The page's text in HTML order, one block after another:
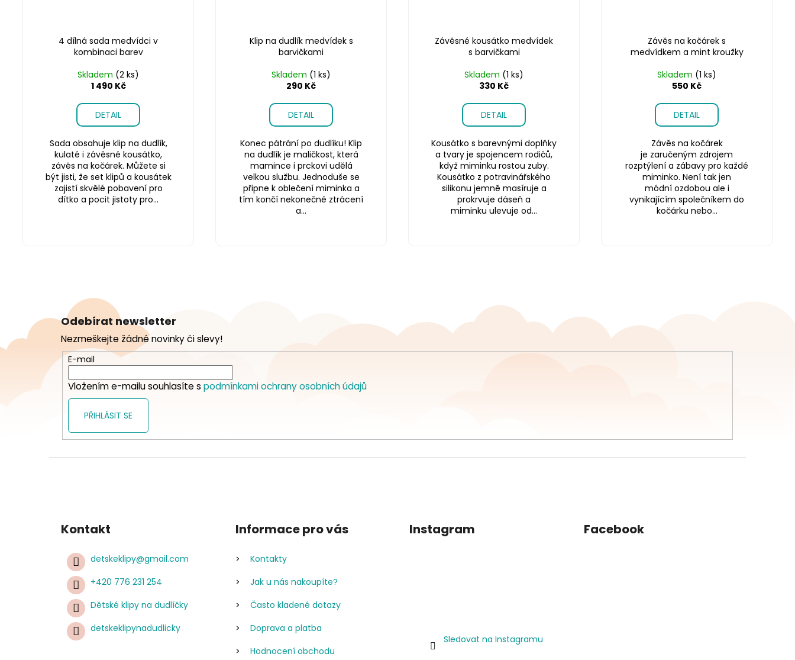
4 dílná sada medvídci v
kombinaci barev
Skladem (2 ks)
1 490 Kč
DETAIL
Sada obsahuje klip na dudlík,
kulaté i závěsné kousátko,
závěs na kočárek. Můžete si
být jisti, že set klipů a kousátek
zajistí skvělé pobavení pro
dítko a pocit jistoty pro...
Klip na dudlík medvídek s
barvičkami
Skladem (1 ks)
290 Kč
DETAIL
Konec pátrání po dudlíku! Klip
na dudlík je maličkost, která
mamince i prckovi udělá
velkou službu. Jednoduše se
připne k oblečení miminka a
tím končí nekonečné ztrácení
a...
Závěsné kousátko medvídek
s barvičkami
Skladem (1 ks)
330 Kč
DETAIL
Kousátko s barevnými doplňky
a tvary je spojencem rodičů,
když miminku rostou zuby.
Kousátko z potravinářského
silikonu jemně masíruje a
prokrvuje dáseň a
miminku ulevuje od...
Závěs na kočárek s
medvídkem a mint kroužky
Skladem (1 ks)
550 Kč
DETAIL
Závěs na kočárek
je zaručeným zdrojem
rozptýlení a zábavy pro každé
miminko. Není tak jen
módní ozdobou ale i
vynikajícím společníkem do
kočárku nebo...
a
Odebírat newsletter
Nezmeškejte žádné novinky či slevy!
E-mail
Vložením e-mailu souhlasíte s podmínkami ochrany osobních údajů
PŘIHLÁSIT SE
Kontakt
detskeklipy@gmail.com
+420 776 231 254
Dětské klipy na dudlíčky
detskeklipynadudlicky
Informace pro vás
Kontakty
Jak u nás nakoupíte?
Často kladené dotazy
Doprava a platba
Hodnocení obchodu
Instagram
Sledovat na Instagramu
Facebook